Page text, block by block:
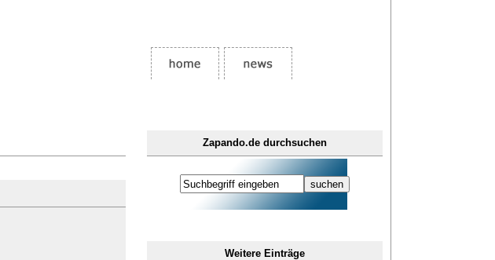
Zapando.de durchsuchen
Weitere Einträge